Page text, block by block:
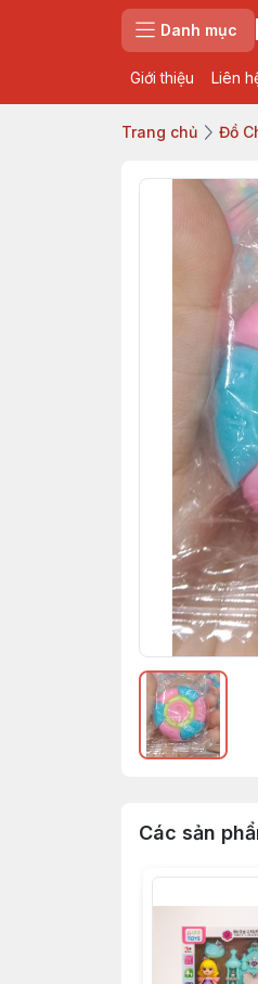
Danh mục
Giới thiệu Liên
Trang chủ Đồ
Các sản